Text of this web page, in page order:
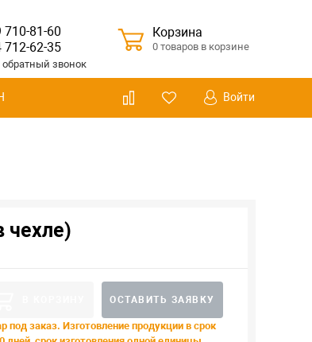
710-81-60
712-62-35
обратный звонок
Корзина
0 товаров в корзине
Войти
чехле)
ОСТАВИТЬ ЗАЯВКУ
под заказ. Изготовление продукции в срок